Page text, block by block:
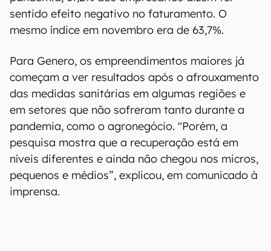
sentido efeito negativo no faturamento. O
mesmo índice em novembro era de 63,7%.
Para Genero, os empreendimentos maiores já
começam a ver resultados após o afrouxamento
das medidas sanitárias em algumas regiões e
em setores que não sofreram tanto durante a
pandemia, como o agronegócio. "Porém, a
pesquisa mostra que a recuperação está em
níveis diferentes e ainda não chegou nos micros,
pequenos e médios”, explicou, em comunicado à
imprensa.